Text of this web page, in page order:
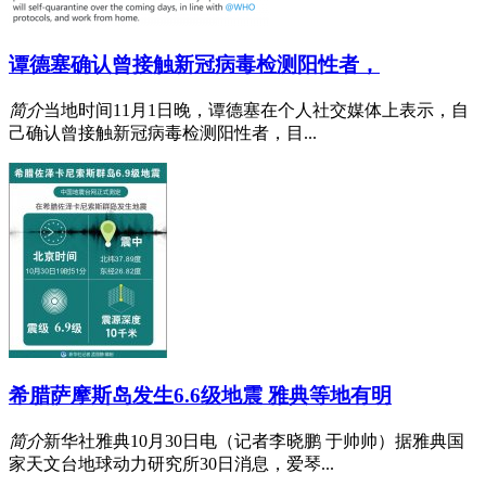
谭德塞确认曾接触新冠病毒检测阳性者，
简介当地时间11月1日晚，谭德塞在个人社交媒体上表示，自
己确认曾接触新冠病毒检测阳性者，目...
希腊萨摩斯岛发生6.6级地震 雅典等地有明
简介新华社雅典10月30日电（记者李晓鹏 于帅帅）据雅典国
家天文台地球动力研究所30日消息，爱琴...